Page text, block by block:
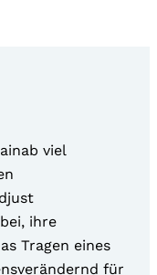
viel
ihre
Tragen eines
für